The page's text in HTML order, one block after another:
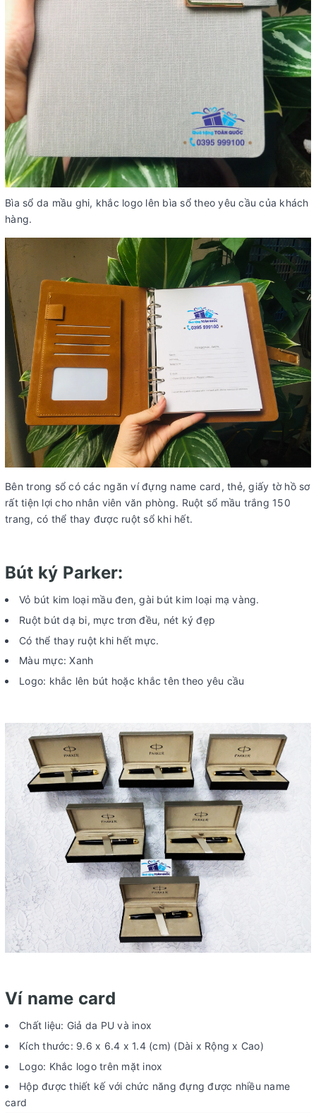
Bìa sổ da mầu ghi, khắc logo lên bìa sổ theo yêu cầu của khách
hàng.
Bên trong sổ có các ngăn ví đựng name card, thẻ, giấy tờ hồ sơ
rất tiện lợi cho nhân viên văn phòng. Ruột sổ mầu trắng 150
trang, có thể thay được ruột sổ khi hết.
Bút ký Parker:
Vỏ bút kim loại mầu đen, gài bút kim loại mạ vàng.
Ruột bút dạ bi, mực trơn đều, nét ký đẹp
Có thể thay ruột khi hết mực.
Màu mực: Xanh
Logo: khắc lên bút hoặc khắc tên theo yêu cầu
Ví name card
Chất liệu: Giả da PU và inox
Kích thước: 9.6 x 6.4 x 1.4 (cm) (Dài x Rộng x Cao)
Logo: Khắc logo trên mặt inox
Hộp được thiết kế với chức năng đựng được nhiều name
card